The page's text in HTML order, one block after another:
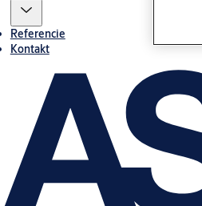
Referencie
Kontakt